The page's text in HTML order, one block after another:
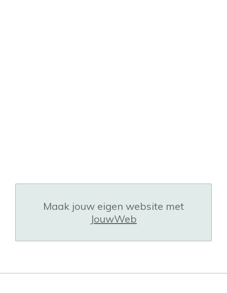
Maak jouw eigen website met
JouwWeb